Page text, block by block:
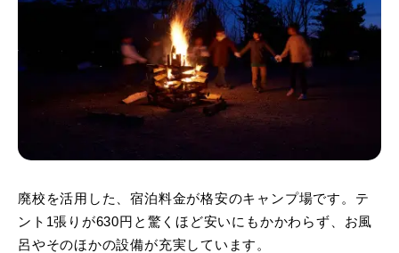
廃校を活用した、宿泊料金が格安のキャンプ場です。テ
ント1張りが630円と驚くほど安いにもかかわらず、お風
呂やそのほかの設備が充実しています。